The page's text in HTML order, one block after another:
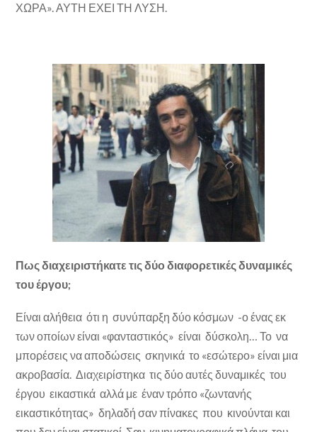
ΧΩΡΑ». ΑΥΤΗ ΕΧΕΙ ΤΗ ΛΥΣΗ.
Πως διαχειριστήκατε τις δύο διαφορετικές δυναμικές
του έργου;
Είναι αλήθεια ότι η συνύπαρξη δύο κόσμων -ο ένας εκ
των οποίων είναι «φανταστικός» είναι δύσκολη… Το να
μπορέσεις να αποδώσεις σκηνικά το «εσώτερο» είναι μια
ακροβασία. Διαχειρίστηκα τις δύο αυτές δυναμικές του
έργου εικαστικά αλλά με έναν τρόπο «ζωντανής
εικαστικότητας» δηλαδή σαν πίνακες που κινούνται και